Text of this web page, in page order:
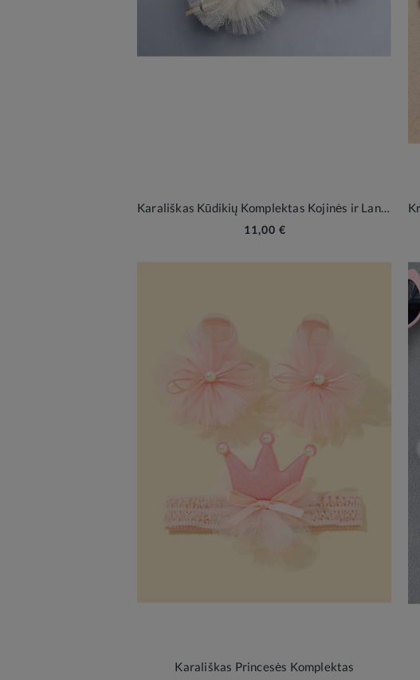
Karališkas Kūdikių Komplektas Kojinės ir Lankelis su Karūna
11,00 €
Karališkas Princesės Komplektas